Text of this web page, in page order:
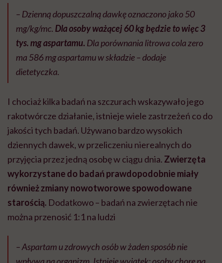
– Dzienną dopuszczalną dawkę oznaczono jako 50
mg/kg/mc. Dla osoby ważącej 60 kg będzie to więc 3
tys. mg aspartamu. Dla porównania litrowa cola zero
ma 586 mg aspartamu w składzie – dodaje
dietetyczka.
I chociaż kilka badań na szczurach wskazywało jego
rakotwórcze działanie, istnieje wiele zastrzeżeń co do
jakości tych badań. Używano bardzo wysokich
dziennych dawek, w przeliczeniu nierealnych do
przyjęcia przez jedną osobę w ciągu dnia. Zwierzęta
wykorzystane do badań prawdopodobnie miały
również zmiany nowotworowe spowodowane
starością. Dodatkowo – badań na zwierzętach nie
można przenosić 1:1 na ludzi
– Aspartam u zdrowych osób w żaden sposób nie